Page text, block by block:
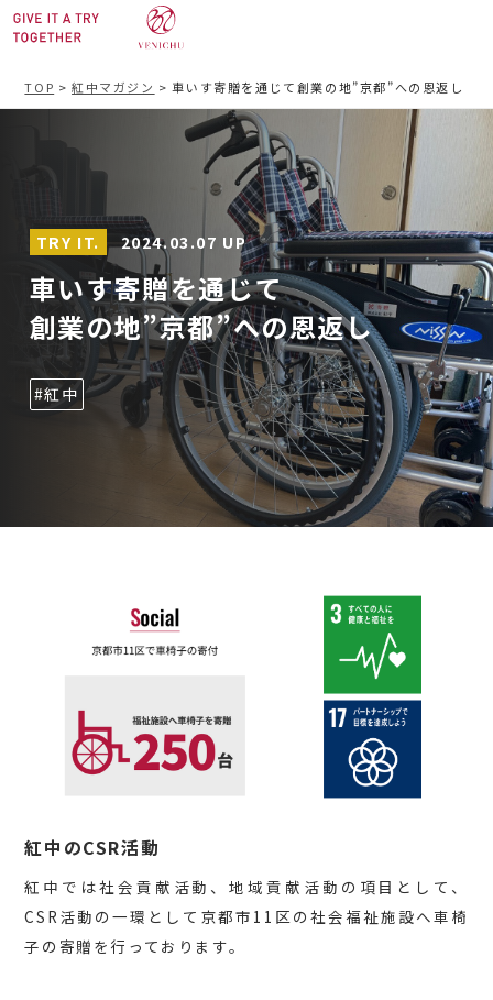
TOP >紅中マガジン >車いす寄贈を通じて創業の地”京都”への恩返し
TRY IT. 2024.03.07 UP
車いす寄贈を通じて
創業の地”京都”への恩返し
#紅中
紅中のCSR活動
紅中では社会貢献活動、地域貢献活動の項目として、
CSR活動の一環として京都市11区の社会福祉施設へ車椅
子の寄贈を行っております。